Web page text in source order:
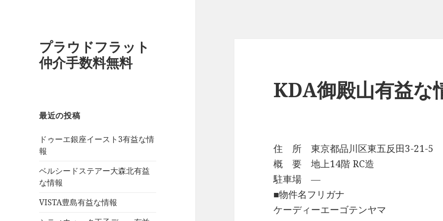
プラウドフラット
仲介手数料無料
最近の投稿
ドゥーエ銀座イースト3有益な情
報
ベルシードステアー大森北有益
な情報
VISTA豊島有益な情報
KDA御殿山有益な
住 所 東京都品川区東五反田3-21-5
概 要 地上14階 RC造
駐車場 ―
■物件名フリガナ
ケーディーエーゴテンヤマ